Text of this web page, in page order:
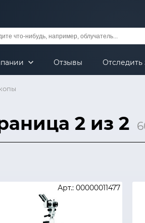
Отзывы Отследить
2 из 2
Арт.: 00000011477